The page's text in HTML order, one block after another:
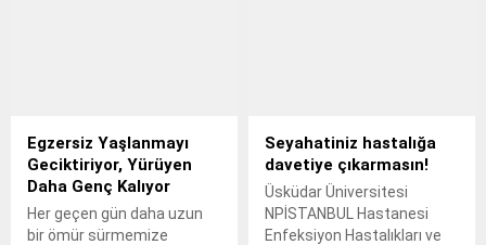
Egzersiz Yaşlanmayı
Geciktiriyor, Yürüyen
Daha Genç Kalıyor
Her geçen gün daha uzun
bir ömür sürmemize
Seyahatiniz hastalığa
davetiye çıkarmasın!
Üsküdar Üniversitesi
NPİSTANBUL Hastanesi
Enfeksiyon Hastalıkları ve